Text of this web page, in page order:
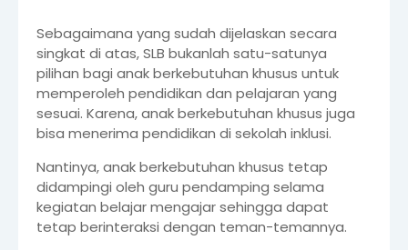
Sebagaimana yang sudah dijelaskan secara
singkat di atas, SLB bukanlah satu-satunya
pilihan bagi anak berkebutuhan khusus untuk
memperoleh pendidikan dan pelajaran yang
sesuai. Karena, anak berkebutuhan khusus juga
bisa menerima pendidikan di sekolah inklusi.
Nantinya, anak berkebutuhan khusus tetap
didampingi oleh guru pendamping selama
kegiatan belajar mengajar sehingga dapat
tetap berinteraksi dengan teman-temannya.